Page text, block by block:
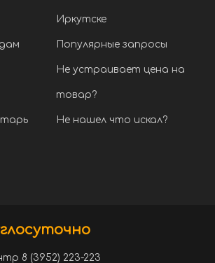
Иркутске
Популярные запросы
Не устраивает цена на
товар?
Не нашел что искал?
8 (3952) 223-223